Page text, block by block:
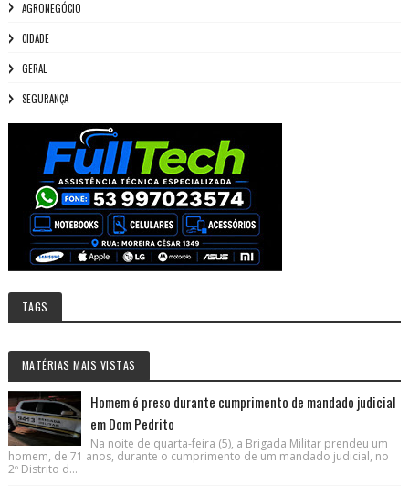
AGRONEGÓCIO
CIDADE
GERAL
SEGURANÇA
TAGS
MATÉRIAS MAIS VISTAS
Homem é preso durante cumprimento de mandado judicial
em Dom Pedrito
Na noite de quarta-feira (5), a Brigada Militar prendeu um
homem, de 71 anos, durante o cumprimento de um mandado judicial, no
2º Distrito d...